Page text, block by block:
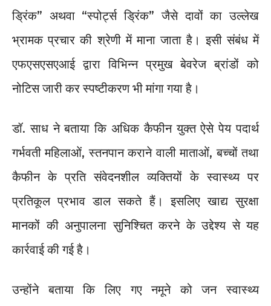
ड्रिंक” अथवा “स्पोर्ट्स ड्रिंक” जैसे दावों का उल्लेख
भ्रामक प्रचार की श्रेणी में माना जाता है। इसी संबंध में
एफएसएसएआई द्वारा विभिन्न प्रमुख बेवरेज ब्रांडों को
नोटिस जारी कर स्पष्टीकरण भी मांगा गया है।
डॉ. साध ने बताया कि अधिक कैफीन युक्त ऐसे पेय पदार्थ
गर्भवती महिलाओं, स्तनपान कराने वाली माताओं, बच्चों तथा
कैफीन के प्रति संवेदनशील व्यक्तियों के स्वास्थ्य पर
प्रतिकूल प्रभाव डाल सकते हैं। इसलिए खाद्य सुरक्षा
मानकों की अनुपालना सुनिश्चित करने के उद्देश्य से यह
कार्रवाई की गई है।
उन्होंने बताया कि लिए गए नमूने को जन स्वास्थ्य